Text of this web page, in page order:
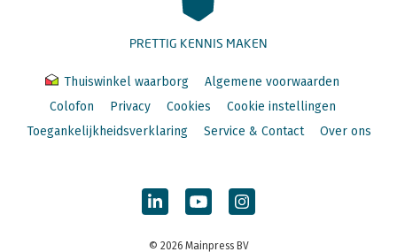
PRETTIG KENNIS MAKEN
Thuiswinkel waarborg
Algemene voorwaarden
Colofon
Privacy Cookies
Cookie instellingen
Toegankelijkheidsverklaring
Service & Contact Over ons
© 2026 Mainpress BV